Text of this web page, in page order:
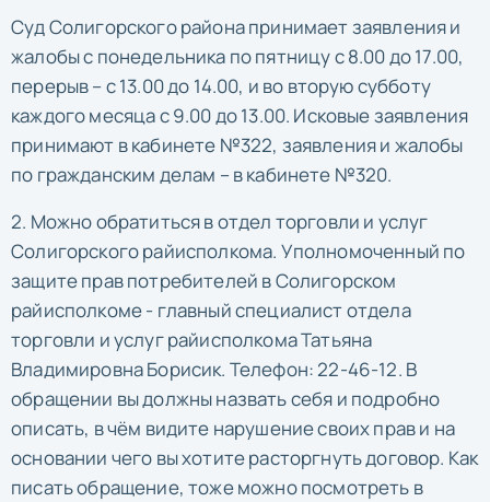
Суд Солигорского района принимает заявления и
жалобы с понедельника по пятницу с 8.00 до 17.00,
перерыв – с 13.00 до 14.00, и во вторую субботу
каждого месяца с 9.00 до 13.00. Исковые заявления
принимают в кабинете №322, заявления и жалобы
по гражданским делам – в кабинете №320.
2. Можно обратиться в отдел торговли и услуг
Солигорского райисполкома. Уполномоченный по
защите прав потребителей в Солигорском
райисполкоме - главный специалист отдела
торговли и услуг райисполкома Татьяна
Владимировна Борисик. Телефон: 22-46-12. В
обращении вы должны назвать себя и подробно
описать, в чём видите нарушение своих прав и на
основании чего вы хотите расторгнуть договор. Как
писать обращение, тоже можно посмотреть в